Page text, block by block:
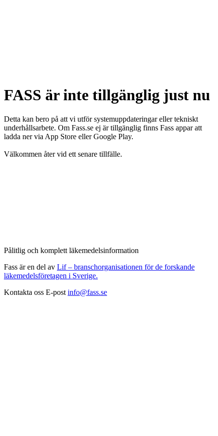
FASS är inte tillgänglig just nu
Detta kan bero på att vi utför systemuppdateringar eller tekniskt
underhållsarbete. Om Fass.se ej är tillgänglig finns Fass appar att
ladda ner via App Store eller Google Play.
Välkommen åter vid ett senare tillfälle.
Pålitlig och komplett läkemedelsinformation
Fass är en del av Lif – branschorganisationen för de forskande
läkemedelsföretagen i Sverige.
Kontakta oss E-post info@fass.se